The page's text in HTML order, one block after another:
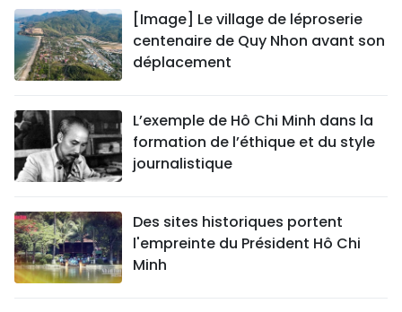
[Image] Le village de léproserie
centenaire de Quy Nhon avant son
déplacement
L’exemple de Hô Chi Minh dans la
formation de l’éthique et du style
journalistique
Des sites historiques portent
l'empreinte du Président Hô Chi
Minh